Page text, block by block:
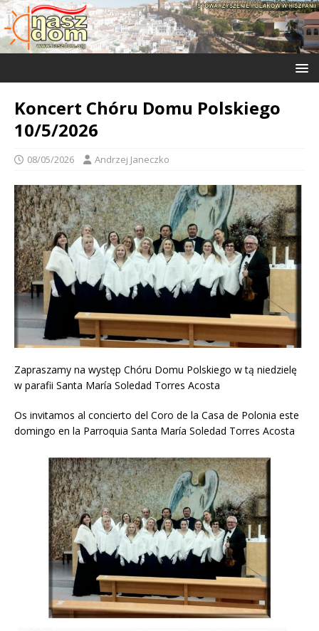
Koncert Chóru Domu Polskiego
10/5/2026
08/05/2026 Andrzej Janeczko
Zapraszamy na występ Chóru Domu Polskiego w tą niedzielę
w parafii Santa María Soledad Torres Acosta
Os invitamos al concierto del Coro de la Casa de Polonia este
domingo en la Parroquia Santa María Soledad Torres Acosta